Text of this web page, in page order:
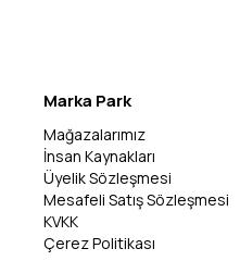
Marka Park
Mağazalarımız
İnsan Kaynakları
Üyelik Sözleşmesi
Mesafeli Satış Sözleşmesi
KVKK
Çerez Politikası